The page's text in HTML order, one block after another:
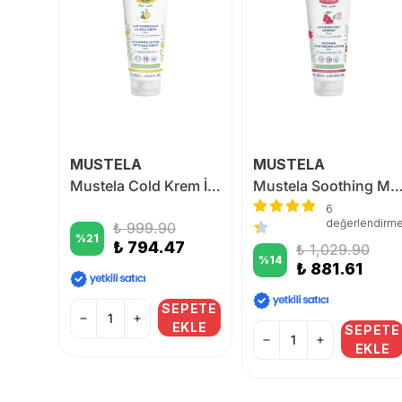
MUSTELA
Mustela Cold Krem İçeren Besleyici Vücut Losyonu 200 ml
%21
₺ 999.90
₺ 794.47
SEPETE
EKLE
MUSTELA
Mustela Soothing Moisturizing Lotion 200ml
6
değerlendirme
%14
₺ 1,029.90
₺ 881.61
SEPETE
EKLE